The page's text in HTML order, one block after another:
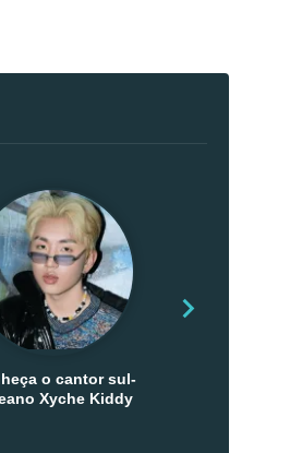
o cantor sul-
Xyche Kiddy